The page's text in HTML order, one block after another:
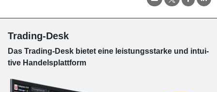
Trading-Desk
Das Trading-Desk bie­tet eine leis­tungs­star­ke und in­tui­
tive Han­dels­platt­form